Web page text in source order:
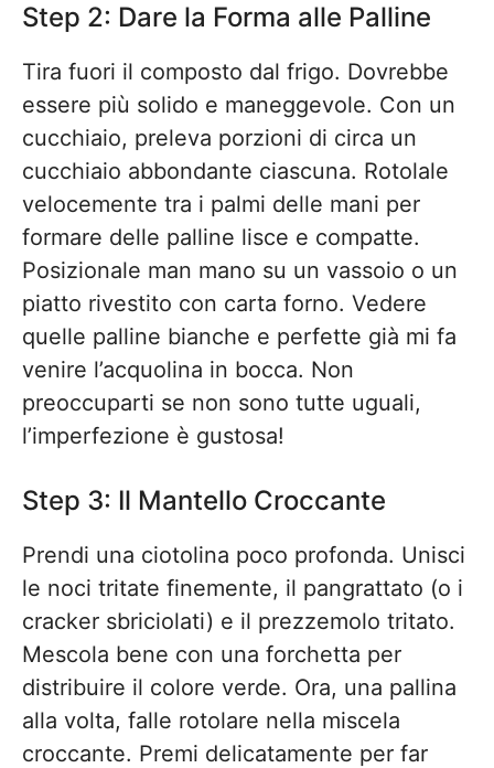
Step 2: Dare la Forma alle Palline
Tira fuori il composto dal frigo. Dovrebbe
essere più solido e maneggevole. Con un
cucchiaio, preleva porzioni di circa un
cucchiaio abbondante ciascuna. Rotolale
velocemente tra i palmi delle mani per
formare delle palline lisce e compatte.
Posizionale man mano su un vassoio o un
piatto rivestito con carta forno. Vedere
quelle palline bianche e perfette già mi fa
venire l’acquolina in bocca. Non
preoccuparti se non sono tutte uguali,
l’imperfezione è gustosa!
Step 3: Il Mantello Croccante
Prendi una ciotolina poco profonda. Unisci
le noci tritate finemente, il pangrattato (o i
cracker sbriciolati) e il prezzemolo tritato.
Mescola bene con una forchetta per
distribuire il colore verde. Ora, una pallina
alla volta, falle rotolare nella miscela
croccante. Premi delicatamente per far